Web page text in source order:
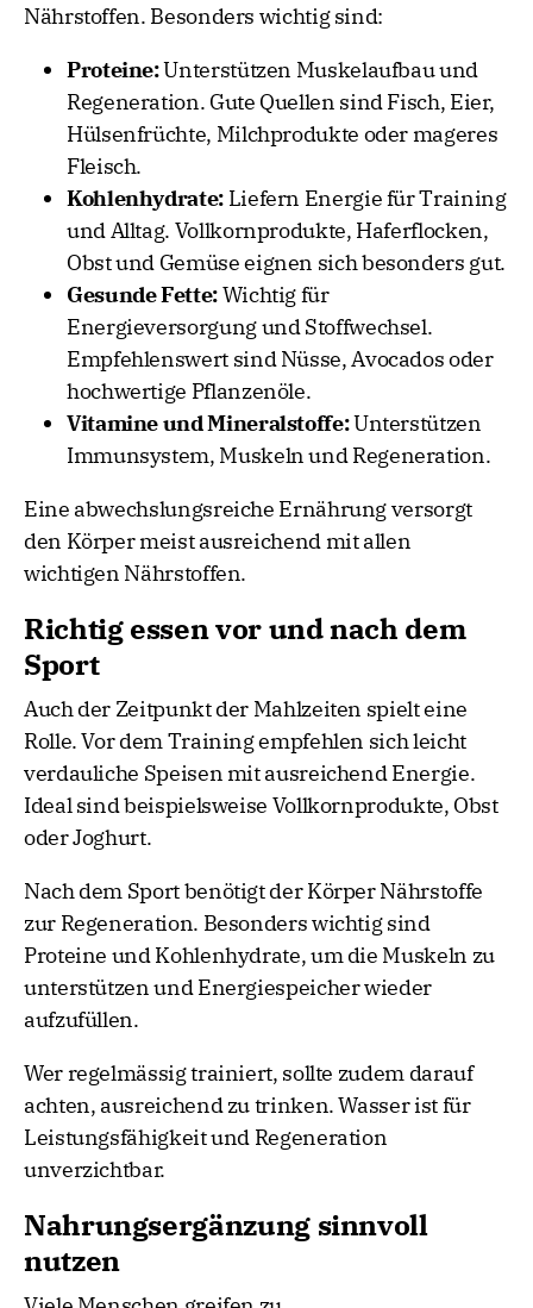
Nährstoffen. Besonders wichtig sind:
Proteine:Unterstützen Muskelaufbau und
Regeneration. Gute Quellen sind Fisch, Eier,
Hülsenfrüchte, Milchprodukte oder mageres
Fleisch.
Kohlenhydrate:Liefern Energie für Training
und Alltag. Vollkornprodukte, Haferflocken,
Obst und Gemüse eignen sich besonders gut.
Gesunde Fette:Wichtig für
Energieversorgung und Stoffwechsel.
Empfehlenswert sind Nüsse, Avocados oder
hochwertige Pflanzenöle.
Vitamine und Mineralstoffe:Unterstützen
Immunsystem, Muskeln und Regeneration.
Eine abwechslungsreiche Ernährung versorgt
den Körper meist ausreichend mit allen
wichtigen Nährstoffen.
Richtig essen vor und nach dem
Sport
Auch der Zeitpunkt der Mahlzeiten spielt eine
Rolle. Vor dem Training empfehlen sich leicht
verdauliche Speisen mit ausreichend Energie.
Ideal sind beispielsweise Vollkornprodukte, Obst
oder Joghurt.
Nach dem Sport benötigt der Körper Nährstoffe
zur Regeneration. Besonders wichtig sind
Proteine und Kohlenhydrate, um die Muskeln zu
unterstützen und Energiespeicher wieder
aufzufüllen.
Wer regelmässig trainiert, sollte zudem darauf
achten, ausreichend zu trinken. Wasser ist für
Leistungsfähigkeit und Regeneration
unverzichtbar.
Nahrungsergänzung sinnvoll
nutzen